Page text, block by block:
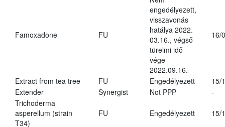
Famoxadone FU
engedélyezett,
visszavonás
hatálya 2022.
03.16., végső
türelmi idő
vége
2022.09.16.
16/
Extract from tea tree FU Engedélyezett
15/
Extender
Synergist Not PPP
-
Trichoderma
asperellum (strain
T34)
FU Engedélyezett 15/